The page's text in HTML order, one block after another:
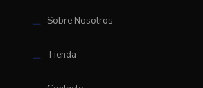
K Sobre Nosotros
K Tienda